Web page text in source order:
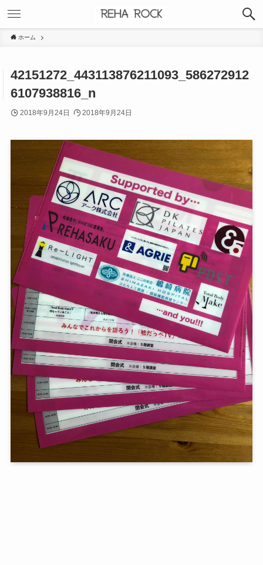
ホーム
42151272_443113876211093_586272912
6107938816_n
2018年9月24日 2018年9月24日